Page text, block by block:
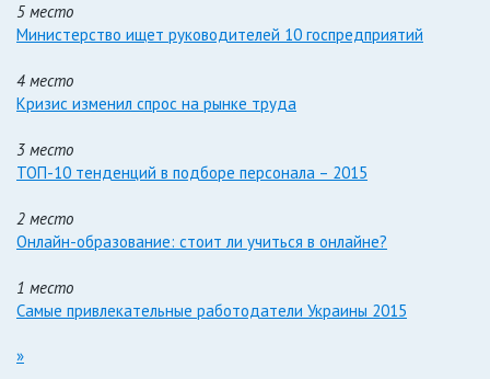
5 место
Министерство ищет руководителей 10 госпредприятий
4 место
Кризис изменил спрос на рынке труда
3 место
ТОП-10 тенденций в подборе персонала – 2015
2 место
Онлайн-образование: стоит ли учиться в онлайне?
1 место
Самые привлекательные работодатели Украины 2015
»